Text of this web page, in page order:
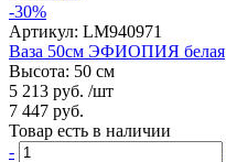
-30%
Артикул: LM940971
Ваза 50см ЭФИОПИЯ белая
Высота: 50 см
5 213 руб. /шт
7 447 руб.
Товар есть в наличии
-